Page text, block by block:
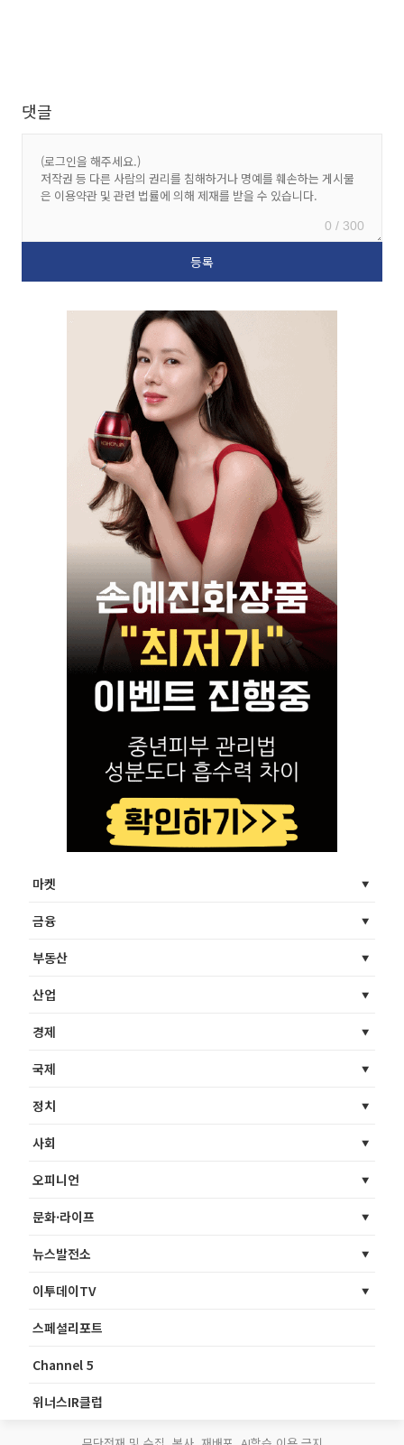
댓글
0 / 300
마켓
금융
부동산
산업
경제
국제
정치
사회
오피니언
문화·라이프
뉴스발전소
이투데이TV
스페셜리포트
Channel 5
위너스IR클럽